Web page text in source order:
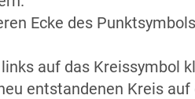
Ecke des
auf das Kreissymbol
entstandenen Kreis auf